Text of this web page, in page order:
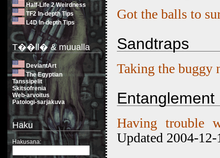
Half-Life 2 Weirdness
TF2 In-depth Tips
L4D In-depth Tips
T��ll� & muualla
DeviantArt
The Egyptian
Tanssipelit
Skitsofrenia
Web-arvoitus
Patologi-sarjakuva
Haku
Hakusana:
Got the balls to
Sandtraps
Taking the buggy
Entanglement
Having trouble
Updated 2004-12-